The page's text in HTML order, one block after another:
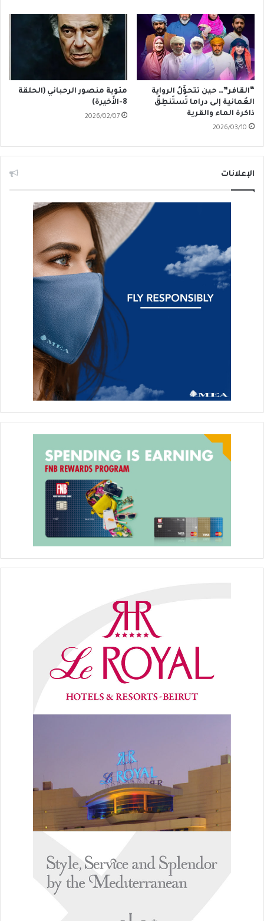
“القافر”… حين تتحوَّلُ الرواية
العُمانية إلى دراما تَستَنطِقُ
ذاكرة الماء والقرية
2026/03/10
مئوية منصور الرحباني (الحلقة
8-الأَخيرة)
2026/02/07
الإعلانات